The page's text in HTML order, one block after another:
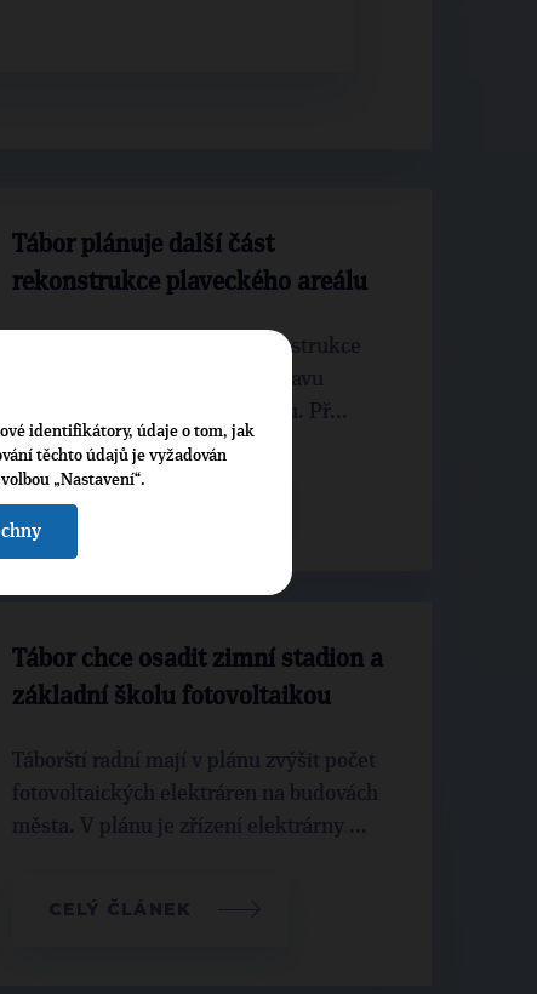
Tábor plánuje další část
rekonstrukce plaveckého areálu
Tábor plánuje další část rekonstrukce
plaveckého areálu. Chystá opravu
ochozů a samotné vany bazénu. Př...
CELÝ ČLÁNEK
Tábor chce osadit zimní stadion a
základní školu fotovoltaikou
Táborští radní mají v plánu zvýšit počet
fotovoltaických elektráren na budovách
města. V plánu je zřízení elektrárny ...
CELÝ ČLÁNEK
identifikátory, údaje o tom, jak
těchto údajů je vyžadován
„Nastavení“.